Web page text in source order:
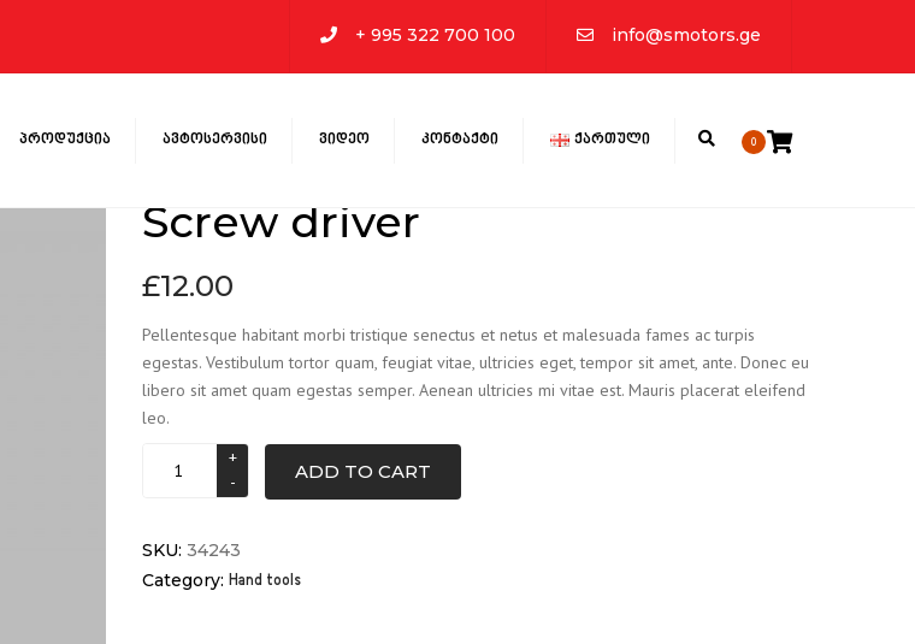
+ 995 322 700 100 info@smotors.ge
ᲞᲠᲝᲓᲣᲥᲪᲘᲐ ᲐᲕᲢᲝᲡᲔᲠᲕᲘᲡᲘ ᲕᲘᲓᲔᲝ ᲙᲝᲜᲢᲐᲥᲢᲘ ᲥᲐᲠᲗᲣᲚᲘ Search
0
Screw driver
£12.00
Pellentesque habitant morbi tristique senectus et netus et malesuada fames ac turpis
egestas. Vestibulum tortor quam, feugiat vitae, ultricies eget, tempor sit amet, ante. Donec eu
libero sit amet quam egestas semper. Aenean ultricies mi vitae est. Mauris placerat eleifend
leo.
Quantity ADD TO CART
SKU: 34243
Category: Hand tools